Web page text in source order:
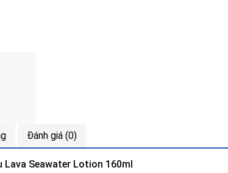
Đánh giá (0)
Lava Seawater Lotion 160ml